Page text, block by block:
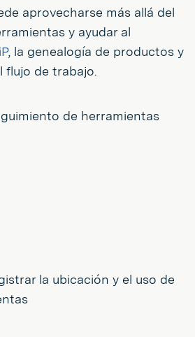
aprovecharse más allá del
y ayudar al
, la genealogía de productos y
flujo de trabajo.
la ubicación y el uso de